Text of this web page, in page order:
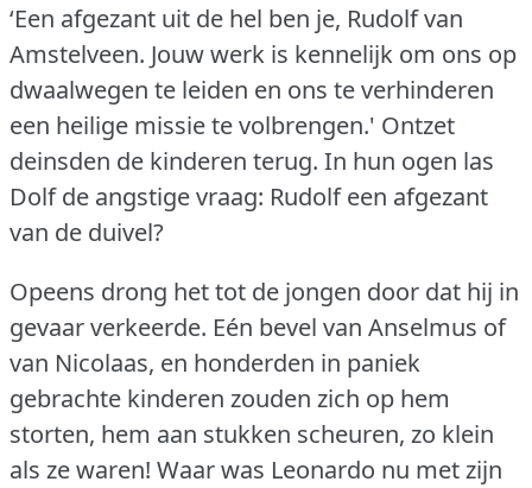
‘Een afgezant uit de hel ben je, Rudolf van
Amstelveen. Jouw werk is kennelijk om ons op
dwaalwegen te leiden en ons te verhinderen
een heilige missie te volbrengen.' Ontzet
deinsden de kinderen terug. In hun ogen las
Dolf de angstige vraag: Rudolf een afgezant
van de duivel?
Opeens drong het tot de jongen door dat hij in
gevaar verkeerde. Eén bevel van Anselmus of
van Nicolaas, en honderden in paniek
gebrachte kinderen zouden zich op hem
storten, hem aan stukken scheuren, zo klein
als ze waren! Waar was Leonardo nu met zijn